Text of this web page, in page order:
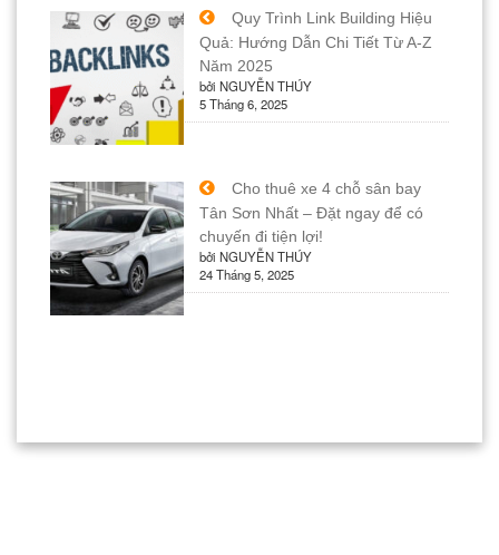
Quy Trình Link Building Hiệu
Quả: Hướng Dẫn Chi Tiết Từ A-Z
Năm 2025
bởi NGUYỄN THÚY
5 Tháng 6, 2025
Cho thuê xe 4 chỗ sân bay
Tân Sơn Nhất – Đặt ngay để có
chuyến đi tiện lợi!
bởi NGUYỄN THÚY
24 Tháng 5, 2025